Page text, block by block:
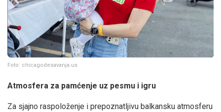
Foto: chicagodesavanja.us
Atmosfera za pamćenje uz pesmu i igru
Za sjajno raspoloženje i prepoznatljivu balkansku atmosferu